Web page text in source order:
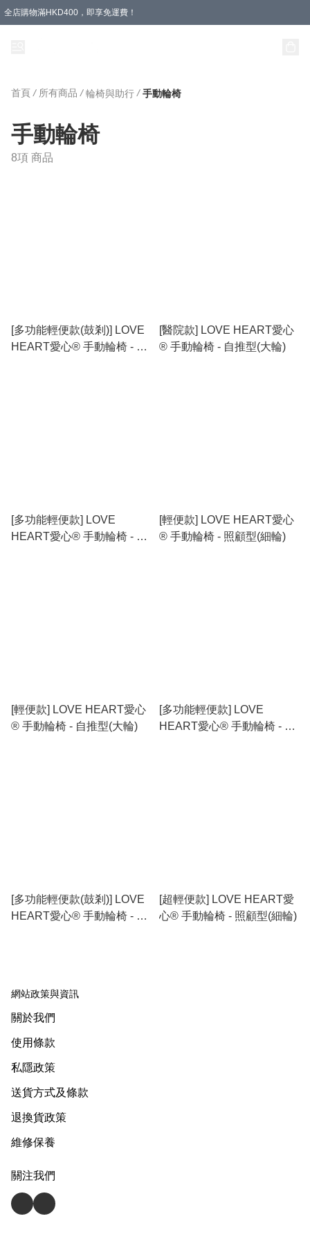
全店購物滿HKD400，即享免運費！
首頁 / 所有商品 / 輪椅與助行 / 手動輪椅
手動輪椅
8項 商品
[多功能輕便款(鼓剎)] LOVE
HEART愛心® 手動輪椅 - 照
[醫院款] LOVE HEART愛心
® 手動輪椅 - 自推型(大輪)
[多功能輕便款] LOVE
HEART愛心® 手動輪椅 - 照
[輕便款] LOVE HEART愛心
® 手動輪椅 - 照顧型(細輪)
[輕便款] LOVE HEART愛心
® 手動輪椅 - 自推型(大輪)
[多功能輕便款] LOVE
HEART愛心® 手動輪椅 - 自
[多功能輕便款(鼓剎)] LOVE
HEART愛心® 手動輪椅 - 自
[超輕便款] LOVE HEART愛
心® 手動輪椅 - 照顧型(細輪)
網站政策與資訊
關於我們
使用條款
私隱政策
送貨方式及條款
退換貨政策
維修保養
關注我們